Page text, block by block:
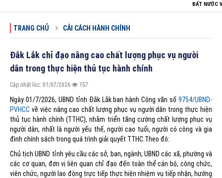
ĐẤT NƯỚC VIỆT
TRANG CHỦ CẢI CÁCH HÀNH CHÍNH
Đắk Lắk chỉ đạo nâng cao chất lượng phục vụ người
dân trong thực hiện thủ tục hành chính
Cập nhật lúc: 01/07/2026 157
Ngày 01/7/2026, UBND tỉnh Đắk Lắk ban hành Công văn số 9754/UBND-
PVHCC về việc nâng cao chất lượng phục vụ người dân trong thực hiện
thủ tục hành chính (TTHC), nhằm triển tăng cường chất lượng phục vụ
người dân, nhất là người yếu thế, người cao tuổi, người có công và gia
đình chính sách trong quá trình giải quyết TTHC.Theo đó:
Chủ tịch UBND tỉnh yêu cầu các sở, ban, ngành; UBND các xã, phường và
các cơ quan, đơn vị liên quan chỉ đạo đến toàn thể cán bộ, công chức,
viên chức, người lao động trực tiếp thực hiện nhiệm vụ tiếp nhận, hướng